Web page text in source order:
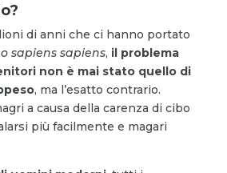
di anni che ci hanno portato
sapiens sapiens, il problema
non è mai stato quello di
, ma l’esatto contrario.
a causa della carenza di cibo
più facilmente e magari